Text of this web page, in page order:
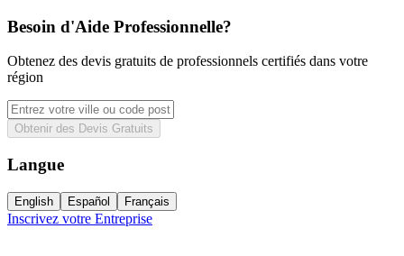
Besoin d'Aide Professionnelle?
Obtenez des devis gratuits de professionnels certifiés dans votre
région
Obtenir des Devis Gratuits
Langue
English Español Français
Inscrivez votre Entreprise